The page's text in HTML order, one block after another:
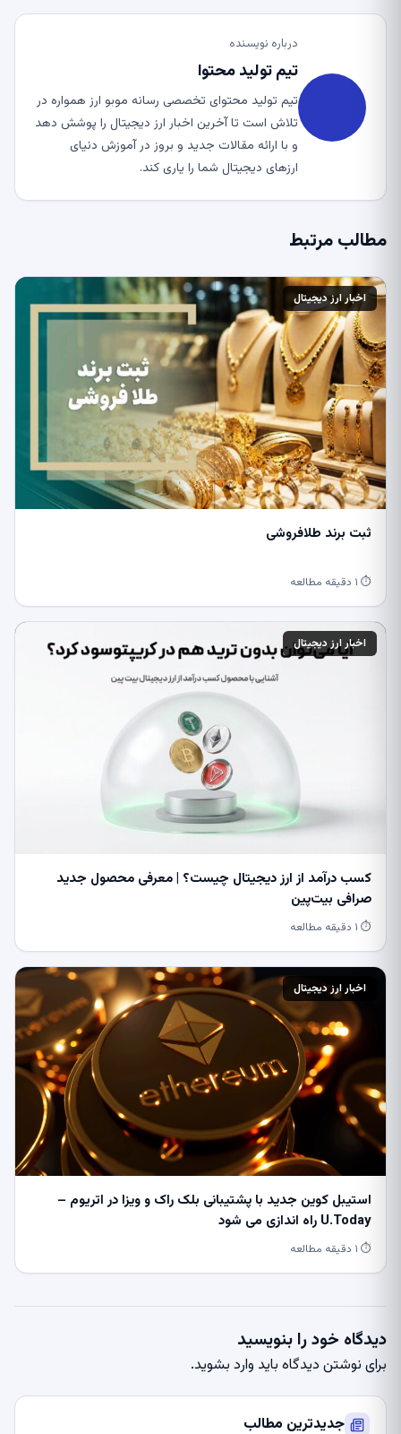
درباره نویسنده
تیم تولید محتوا
تیم تولید محتوای تخصصی رسانه موبو ارز همواره در
تلاش است تا آخرین اخبار ارز دیجیتال را پوشش دهد
و با ارائه مقالات جدید و بروز در آموزش دنیای
ارزهای دیجیتال شما را یاری کند.
مطالب مرتبط
اخبار ارز دیجیتال
ثبت برند طلافروشی
⏱ ۱ دقیقه مطالعه
اخبار ارز دیجیتال
کسب درآمد از ارز دیجیتال چیست؟ | معرفی محصول جدید
صرافی بیت‌پین
⏱ ۱ دقیقه مطالعه
اخبار ارز دیجیتال
استیبل کوین جدید با پشتیبانی بلک راک و ویزا در اتریوم –
U.Today راه اندازی می شود
⏱ ۱ دقیقه مطالعه
دیدگاه خود را بنویسید
برای نوشتن دیدگاه باید وارد بشوید.
جدیدترین مطالب